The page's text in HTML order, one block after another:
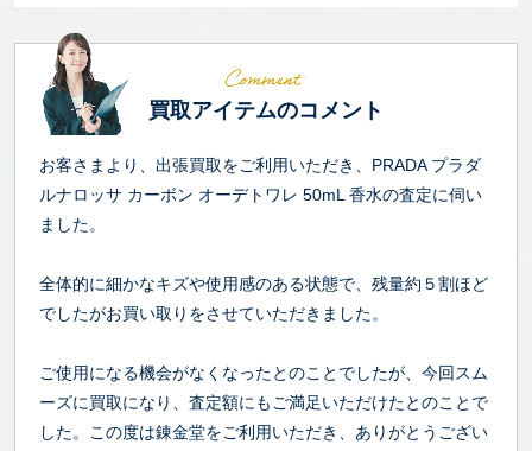
買取アイテムのコメント
お客さまより、出張買取をご利用いただき、PRADA プラダ
ルナロッサ カーボン オーデトワレ 50mL 香水の査定に伺い
ました。
全体的に細かなキズや使用感のある状態で、残量約５割ほど
でしたがお買い取りをさせていただきました。
ご使用になる機会がなくなったとのことでしたが、今回スム
ーズに買取になり、査定額にもご満足いただけたとのことで
した。この度は錬金堂をご利用いただき、ありがとうござい